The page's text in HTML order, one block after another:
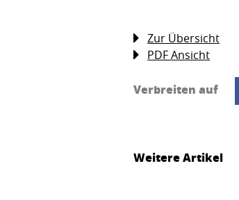
Zur Übersicht
PDF Ansicht
Verbreiten auf
Weitere Artikel